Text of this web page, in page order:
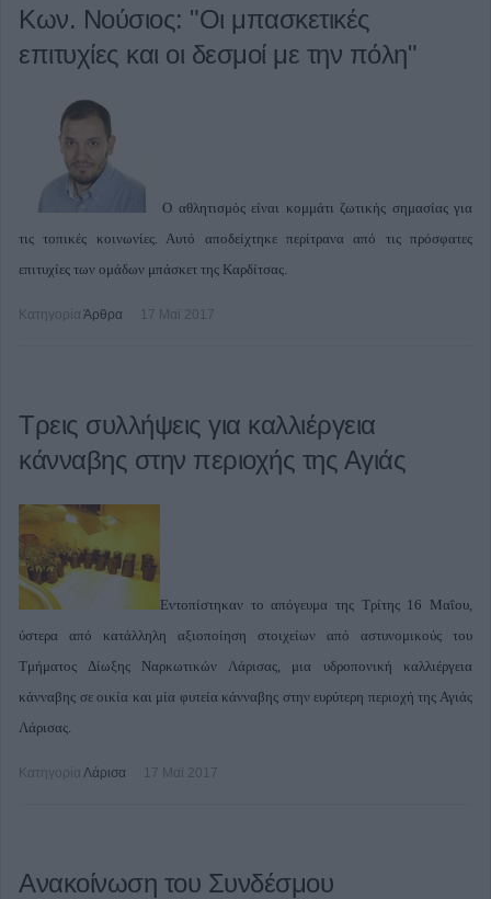
Κων. Νούσιος: "Οι μπασκετικές
επιτυχίες και οι δεσμοί με την πόλη"
Ο αθλητισμός είναι κομμάτι ζωτικής σημασίας για
τις τοπικές κοινωνίες. Αυτό αποδείχτηκε περίτρανα από τις πρόσφατες
επιτυχίες των ομάδων μπάσκετ της Καρδίτσας.
Κατηγορία Άρθρα 17 Μαϊ 2017
Τρεις συλλήψεις για καλλιέργεια
κάνναβης στην περιοχής της Αγιάς
Εντοπίστηκαν το απόγευμα της Τρίτης 16 Μαΐου,
ύστερα από κατάλληλη αξιοποίηση στοιχείων από αστυνομικούς του
Τμήματος Δίωξης Ναρκωτικών Λάρισας, μια υδροπονική καλλιέργεια
κάνναβης σε οικία και μία φυτεία κάνναβης στην ευρύτερη περιοχή της Αγιάς
Λάρισας.
Κατηγορία Λάρισα 17 Μαϊ 2017
Ανακοίνωση του Συνδέσμου